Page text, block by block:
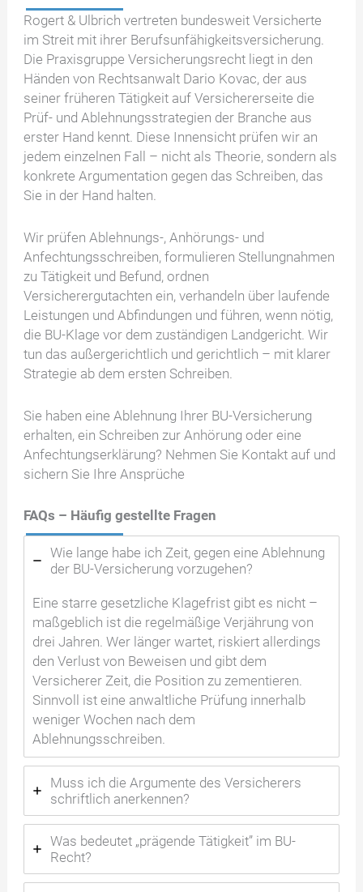
Rogert & Ulbrich vertreten bundesweit Versicherte
im Streit mit ihrer Berufsunfähigkeitsversicherung.
Die Praxisgruppe Versicherungsrecht liegt in den
Händen von Rechtsanwalt Dario Kovac, der aus
seiner früheren Tätigkeit auf Versichererseite die
Prüf- und Ablehnungsstrategien der Branche aus
erster Hand kennt. Diese Innensicht prüfen wir an
jedem einzelnen Fall – nicht als Theorie, sondern als
konkrete Argumentation gegen das Schreiben, das
Sie in der Hand halten.
Wir prüfen Ablehnungs-, Anhörungs- und
Anfechtungsschreiben, formulieren Stellungnahmen
zu Tätigkeit und Befund, ordnen
Versicherergutachten ein, verhandeln über laufende
Leistungen und Abfindungen und führen, wenn nötig,
die BU-Klage vor dem zuständigen Landgericht. Wir
tun das außergerichtlich und gerichtlich – mit klarer
Strategie ab dem ersten Schreiben.
Sie haben eine Ablehnung Ihrer BU-Versicherung
erhalten, ein Schreiben zur Anhörung oder eine
Anfechtungserklärung? Nehmen Sie Kontakt auf und
sichern Sie Ihre Ansprüche
FAQs – Häufig gestellte Fragen
Wie lange habe ich Zeit, gegen eine Ablehnung
der BU-Versicherung vorzugehen?
Eine starre gesetzliche Klagefrist gibt es nicht –
maßgeblich ist die regelmäßige Verjährung von
drei Jahren. Wer länger wartet, riskiert allerdings
den Verlust von Beweisen und gibt dem
Versicherer Zeit, die Position zu zementieren.
Sinnvoll ist eine anwaltliche Prüfung innerhalb
weniger Wochen nach dem
Ablehnungsschreiben.
Muss ich die Argumente des Versicherers
schriftlich anerkennen?
Was bedeutet „prägende Tätigkeit” im BU-
Recht?